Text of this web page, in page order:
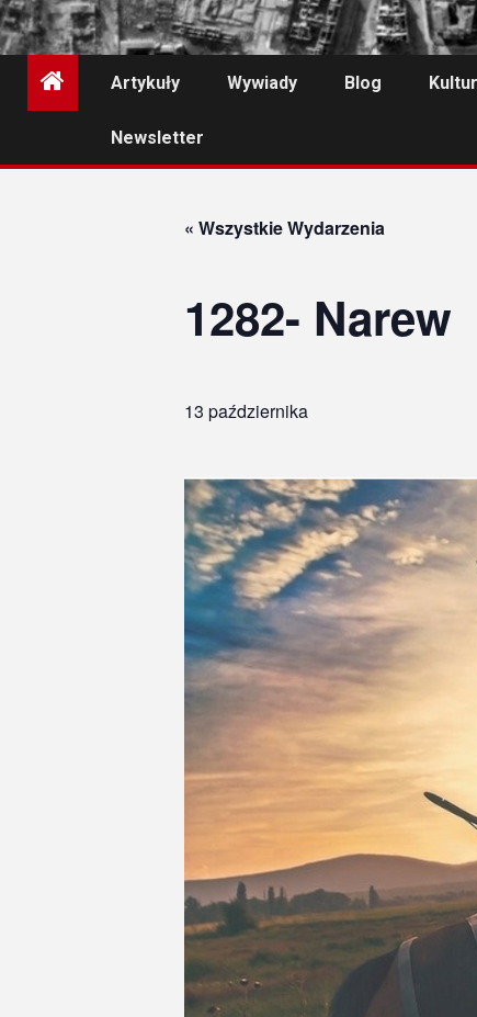
Artykuły Wywiady Blog
Newsletter
« Wszystkie Wydarzenia
1282- Narew
13 października